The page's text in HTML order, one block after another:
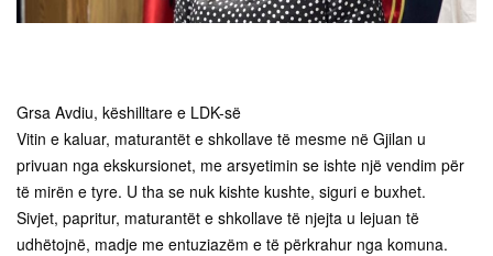
Grsa Avdiu, këshilltare e LDK-së
Vitin e kaluar, maturantët e shkollave të mesme në Gjilan u
privuan nga ekskursionet, me arsyetimin se ishte një vendim për
të mirën e tyre. U tha se nuk kishte kushte, siguri e buxhet.
Sivjet, papritur, maturantët e shkollave të njejta u lejuan të
udhëtojnë, madje me entuziazëm e të përkrahur nga komuna.